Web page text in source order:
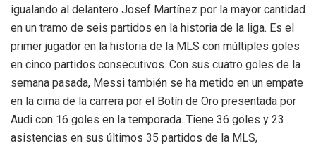
igualando al delantero Josef Martínez por la mayor cantidad
en un tramo de seis partidos en la historia de la liga. Es el
primer jugador en la historia de la MLS con múltiples goles
en cinco partidos consecutivos. Con sus cuatro goles de la
semana pasada, Messi también se ha metido en un empate
en la cima de la carrera por el Botín de Oro presentada por
Audi con 16 goles en la temporada. Tiene 36 goles y 23
asistencias en sus últimos 35 partidos de la MLS,